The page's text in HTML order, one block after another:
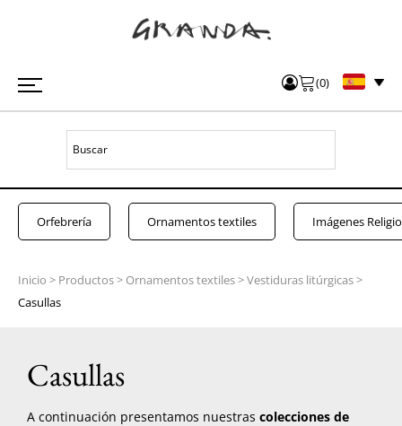
(0)
Orfebrería Ornamentos textiles Imágenes
Inicio > Productos> Ornamentos textiles>Vestiduras litúrgicas>
Casullas
Casullas
A continuación presentamos nuestras colecciones de